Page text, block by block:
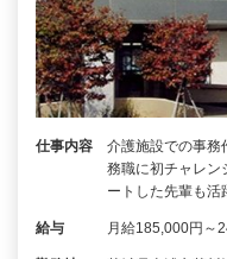
仕事内容
介護施設での事務
務職に初チャレン
ートした先輩も
給与 月給185,000円～